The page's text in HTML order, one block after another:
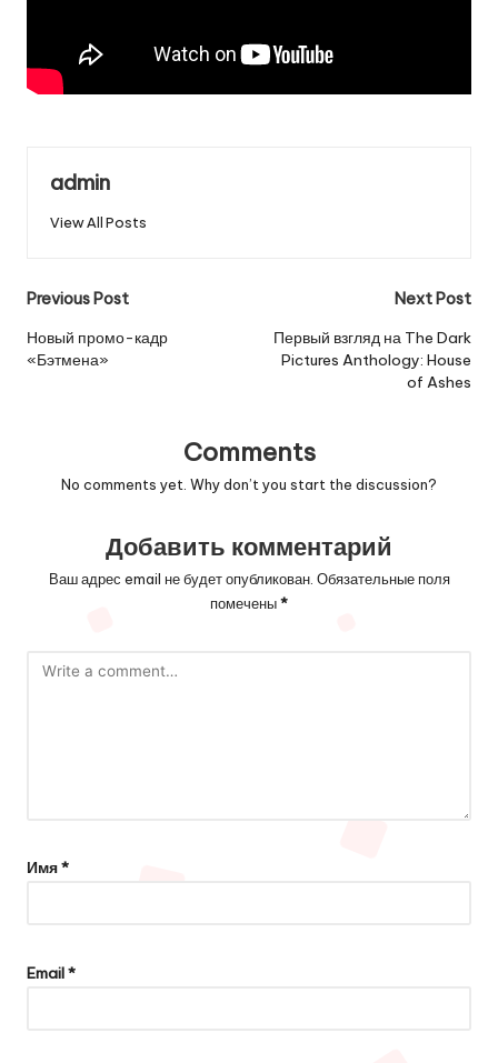
admin
View All Posts
Post
navigation
Previous Post
Новый промо-кадр
«Бэтмена»
Next Post
Первый взгляд на The Dark
Pictures Anthology: House
of Ashes
Comments
No comments yet. Why don’t you start the discussion?
Добавить комментарий
Ваш адрес email не будет опубликован. Обязательные поля
помечены*
Имя*
Email*